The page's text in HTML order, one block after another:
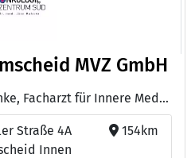
MVZ GmbH
Ärzte: Dr. med. Jörn Kohnke, Facharzt für Innere Medizin und medikamentöse Tumortherapie - Dr. med. Astrid Charles, Fachärztin für Innere Medizin mit Schwerpunkt Hämatologie und Onkologie
Straße 4A
Innen
154km